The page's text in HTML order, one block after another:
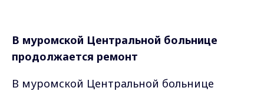
В муромской Центральной больнице
продолжается ремонт
В муромской Центральной больнице